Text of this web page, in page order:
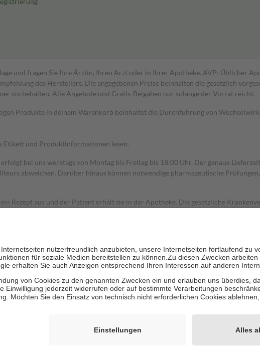
und fragen Sie Ihre Ärztin, Ihren Arzt oder in Ihrer Apotheke. AVP: Üblicher
des Herstellers. Die angegebenen Preise beinhalten die gesetzlich
vorbehalten. Alle Angebote und Gratis-Beigaben nur solange der Vorrat reicht.
Produkte in deinem Warenkorb beinhaltet die Durchführung von
Etikett und Produktinformationen lesen.
bei uns werktags von Montag bis Freitag bis 18:00 Uhr. Der genaue
abweichen. Darüber hinaus können notwendige pharmazeutische
Rezept aus und der Patient erhält sie in der Apotheke. Die gesetzliche
Prozent des Abgabepreises,
zehn Prozent der Kosten sowie zehn Euro je Verordnung.
zu stärken und die besondere Stellung der Familie zu unterstützen, fallen
der GKV getragen werden
die Einholung von Bewertungen. Trusted Shops hat Maßnahmen getroffen, um